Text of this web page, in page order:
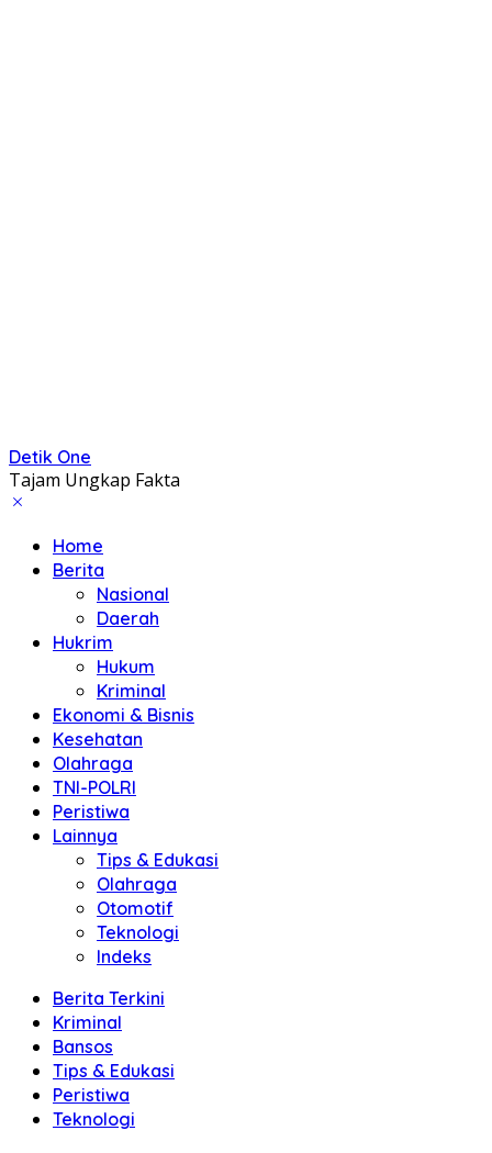
Detik One
Tajam Ungkap Fakta
Home
Berita
Nasional
Daerah
Hukrim
Hukum
Kriminal
Ekonomi & Bisnis
Kesehatan
Olahraga
TNI-POLRI
Peristiwa
Lainnya
Tips & Edukasi
Olahraga
Otomotif
Teknologi
Indeks
Berita Terkini
Kriminal
Bansos
Tips & Edukasi
Peristiwa
Teknologi